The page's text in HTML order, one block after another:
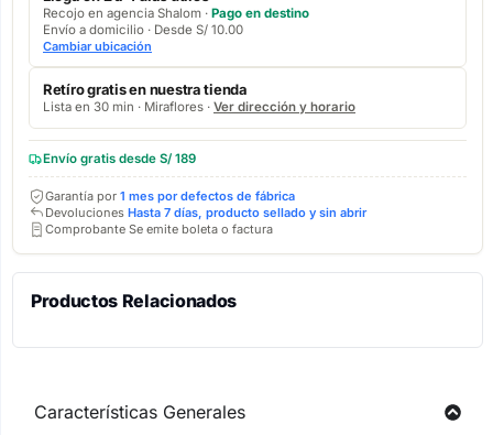
Recojo en agencia Shalom · Pago en destino
Envío a domicilio · Desde S/ 10.00
Cambiar ubicación
Retíro gratis en nuestra tienda
Lista en 30 min · Miraflores · Ver dirección y horario
Envío gratis desde S/ 189
Garantía por 1 mes por defectos de fábrica
Devoluciones Hasta 7 días, producto sellado y sin abrir
Comprobante Se emite boleta o factura
Productos Relacionados
Características Generales